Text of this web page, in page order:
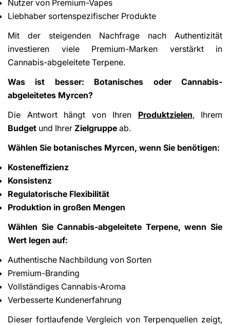
Nutzer von Premium-Vapes
Liebhaber sortenspezifischer Produkte
Mit der steigenden Nachfrage nach Authentizität
investieren viele Premium-Marken verstärkt in
Cannabis-abgeleitete Terpene.
Was ist besser: Botanisches oder Cannabis-
abgeleitetes Myrcen?
Die Antwort hängt von Ihren Produktzielen, Ihrem
Budget und Ihrer Zielgruppe ab.
Wählen Sie botanisches Myrcen, wenn Sie benötigen:
Kosteneffizienz
Konsistenz
Regulatorische Flexibilität
Produktion in großen Mengen
Wählen Sie Cannabis-abgeleitete Terpene, wenn Sie
Wert legen auf:
Authentische Nachbildung von Sorten
Premium-Branding
Vollständiges Cannabis-Aroma
Verbesserte Kundenerfahrung
Dieser fortlaufende Vergleich von Terpenquellen zeigt,